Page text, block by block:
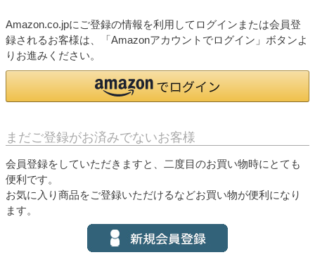
Amazon.co.jpにご登録の情報を利用してログインまたは会員登
録されるお客様は、「Amazonアカウントでログイン」ボタンよ
りお進みください。
まだご登録がお済みでないお客様
会員登録をしていただきますと、二度目のお買い物時にとても
便利です。
お気に入り商品をご登録いただけるなどお買い物が便利になり
ます。